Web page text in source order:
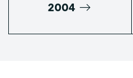
2004